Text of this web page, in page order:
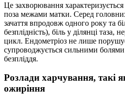
Це захворювання
поза межами матки. Серед
зачаття впродовж одного року та
безплідність), біль у ділянці таза,
цикл. Ендометріоз не лише
супроводжується сильними
безпліддя.
Розлади харчування, такі
ожиріння